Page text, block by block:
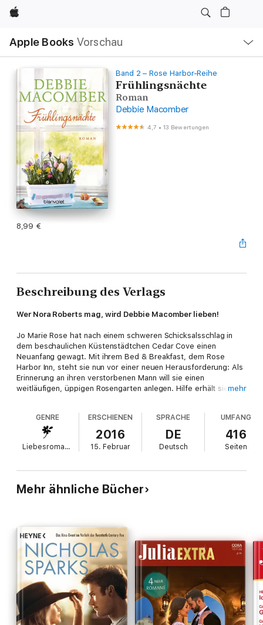
Apple
Apple Books Vorschau
Navigation
Menü
öffnen
Band 2 – Rose Harbor-Reihe
Frühlingsnächte
Roman
Debbie Macomber
4,7 •13 Bewertungen
8,99 €
Beschreibung des Verlags
Wer Nora Roberts mag, wird Debbie Macomber lieben!
Jo Marie Rose hat nach einem schweren Schicksalsschlag in
dem beschaulichen Küstenstädtchen Cedar Cove einen
Neuanfang gewagt. Mit ihrem Bed & Breakfast, dem Rose
Harbor Inn, steht sie nun vor einer neuen Herausforderung: Als
Erinnerung an ihren verstorbenen Mann will sie einen
weitläufigen, üppigen Rosengarten anlegen. Hilfe erhält sie
auch ihre neuen Gäste halten Jo Marie in Atem, denn Mary und
Annie tragen beide ein Geheimnis mit sich herum, dessen
Grundsteine in Cedar Cove liegen …
Band 1: Winterglück
Band 2: Frühlingsnächte
Band 3: Sommersterne
Band 6: Rosenstunden
mehr
GENRE
Liebesromane
ERSCHIENEN
2016
15. Februar
SPRACHE
DE
Deutsch
UMFANG
416
Seiten
Mehr ähnliche Bücher